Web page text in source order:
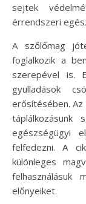
sejtek
érrendszeri
A szőlőmag
foglalkozik a
szerepével is.
gyulladások
erősítésében. Az
táplálkozásunk
egészségügyi
felfedezni. A
különleges
felhasználásuk
előnyeiket.